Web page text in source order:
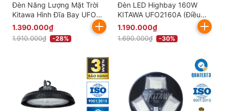
Đèn Năng Lượng Mặt Trời
Kitawa Hình Đĩa Bay UFO
200W - UF1200 (24.000
mAH)
1.390.000₫
1.910.000₫ -28%
Đèn LED Highbay 160W
KITAWA UFO2160A (Điều
Chỉnh Công Suất Linh Hoạt)
1.190.000₫
1.690.000₫ -30%